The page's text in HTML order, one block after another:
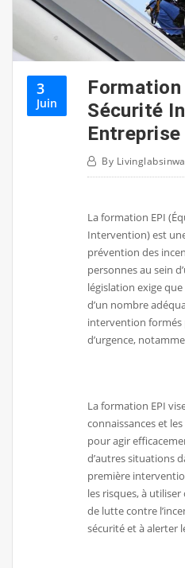
3
Juin
Formation
Sécurité
Entreprise
By
La formation EPI
Intervention) est
prévention des
personnes au sein
législation exige
d’un nombre
intervention formés
d’urgence,
La formation EPI
connaissances et
pour agir
d’autres situations
première
les risques, à
de lutte contre
sécurité et à alerter